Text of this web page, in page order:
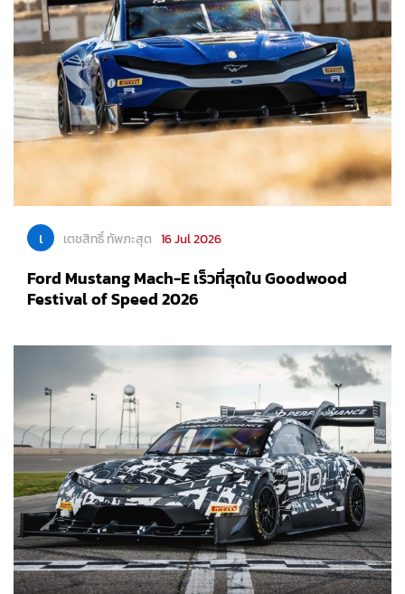
เ เตชสิทธิ์ ทัพภะสุต 16 Jul 2026
Ford Mustang Mach-E เร็วที่สุดใน Goodwood
Festival of Speed 2026